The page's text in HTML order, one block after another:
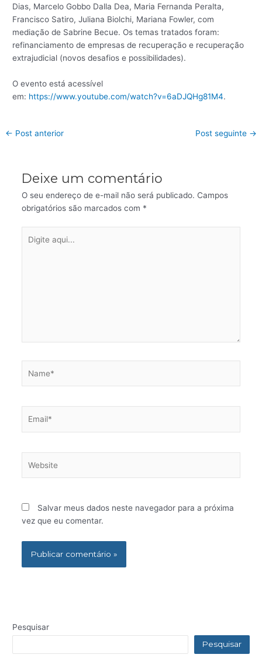
Dias, Marcelo Gobbo Dalla Dea, Maria Fernanda Peralta,
Francisco Satiro, Juliana Biolchi, Mariana Fowler, com
mediação de Sabrine Becue. Os temas tratados foram:
refinanciamento de empresas de recuperação e recuperação
extrajudicial (novos desafios e possibilidades).
O evento está acessível
em: https://www.youtube.com/watch?v=6aDJQHg81M4.
← Post anterior Post seguinte →
Deixe um comentário
O seu endereço de e-mail não será publicado. Campos
obrigatórios são marcados com *
aqui...
Salvar meus dados neste navegador para a próxima
vez que eu comentar.
Pesquisar
Pesquisar